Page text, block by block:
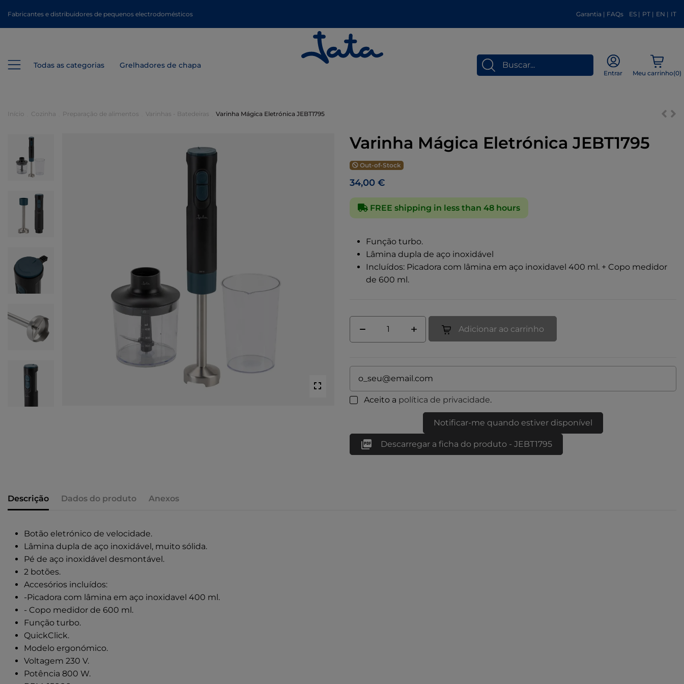
Fabricantes e distribuidores de pequenos electrodomésticos Garantia | FAQs ES | PT | EN | IT
Todas as categorias Grelhadores de chapa
Entrar Meu carrinho(0)
Início Cozinha Preparação de alimentos Varinhas - Batedeiras Varinha Mágica Eletrónica JEBT1795
Varinha Mágica Eletrónica JEBT1795
Out-of-Stock
34,00 €
FREE shipping in less than 48 hours
Função turbo.
Lâmina dupla de aço inoxidável
Incluídos: Picadora com lâmina em aço inoxidavel 400 ml. + Copo medidor
de 600 ml.
Adicionar ao carrinho
Aceito a política de privacidade.
Notificar-me quando estiver disponível
 Descarregar a ficha do produto - JEBT1795
Descrição Dados do produto Anexos
Botão eletrónico de velocidade.
Lâmina dupla de aço inoxidável, muito sólida.
Pé de aço inoxidável desmontável.
2 botões.
Accesórios incluídos:
-Picadora com lâmina em aço inoxidavel 400 ml.
- Copo medidor de 600 ml.
Função turbo.
QuickClick.
Modelo ergonómico.
Voltagem 230 V.
Potência 800 W.